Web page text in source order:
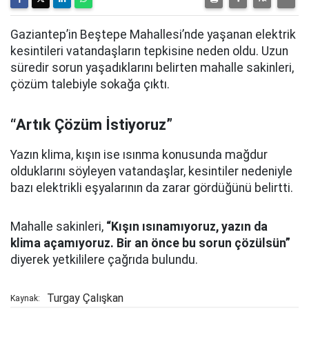
Gaziantep’in Beştepe Mahallesi’nde yaşanan elektrik
kesintileri vatandaşların tepkisine neden oldu. Uzun
süredir sorun yaşadıklarını belirten mahalle sakinleri,
çözüm talebiyle sokağa çıktı.
“Artık Çözüm İstiyoruz”
Yazın klima, kışın ise ısınma konusunda mağdur
olduklarını söyleyen vatandaşlar, kesintiler nedeniyle
bazı elektrikli eşyalarının da zarar gördüğünü belirtti.
Mahalle sakinleri, “Kışın ısınamıyoruz, yazın da
klima açamıyoruz. Bir an önce bu sorun çözülsün”
diyerek yetkililere çağrıda bulundu.
Kaynak: Turgay Çalışkan